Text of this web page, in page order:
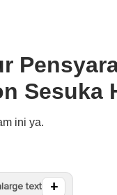
Sesuka
ini ya.
text +